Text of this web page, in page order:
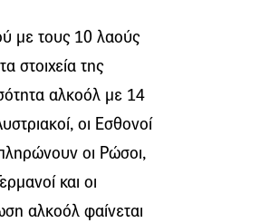
με τους 10 λαούς
στοιχεία της
αλκοόλ με 14
οι Εσθονοί
οι Ρώσοι,
και οι
αλκοόλ φαίνεται